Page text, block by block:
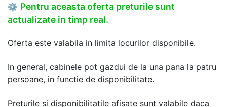
⚙ Pentru aceasta oferta preturile sunt
actualizate in timp real.
Oferta este valabila in limita locurilor disponibile.
In general, cabinele pot gazdui de la una pana la patru
persoane, in functie de disponibilitate.
Preturile si disponibilitatile afisate sunt valabile daca